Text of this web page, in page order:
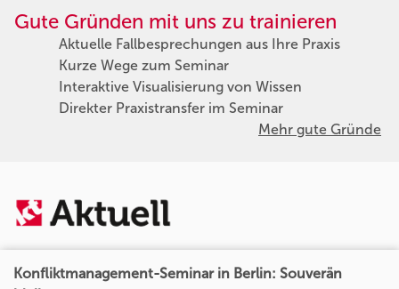
Gute Gründen mit uns zu trainieren
Aktuelle Fallbesprechungen aus Ihre Praxis
Kurze Wege zum Seminar
Interaktive Visualisierung von Wissen
Direkter Praxistransfer im Seminar
Mehr gute Gründe
Konfliktmanagement-Seminar in Berlin: Souverän